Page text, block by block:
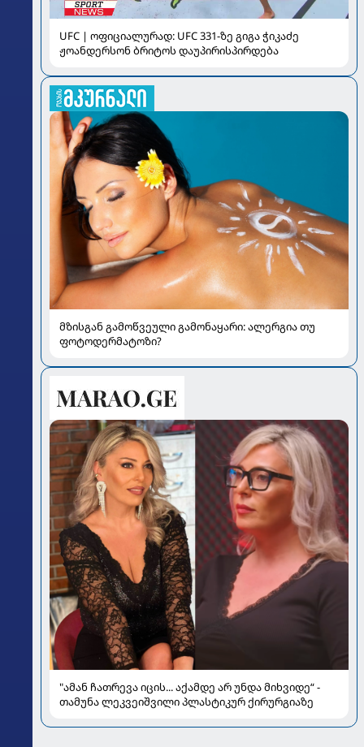
UFC | ოფიციალურად: UFC 331-ზე გიგა ჭიკაძე
ჟოანდერსონ ბრიტოს დაუპირისპირდება
მზისგან გამოწვეული გამონაყარი: ალერგია თუ
ფოტოდერმატოზი?
"ამან ჩათრევა იცის... აქამდე არ უნდა მიხვიდე“ -
თამუნა ლეკვეიშვილი პლასტიკურ ქირურგიაზე